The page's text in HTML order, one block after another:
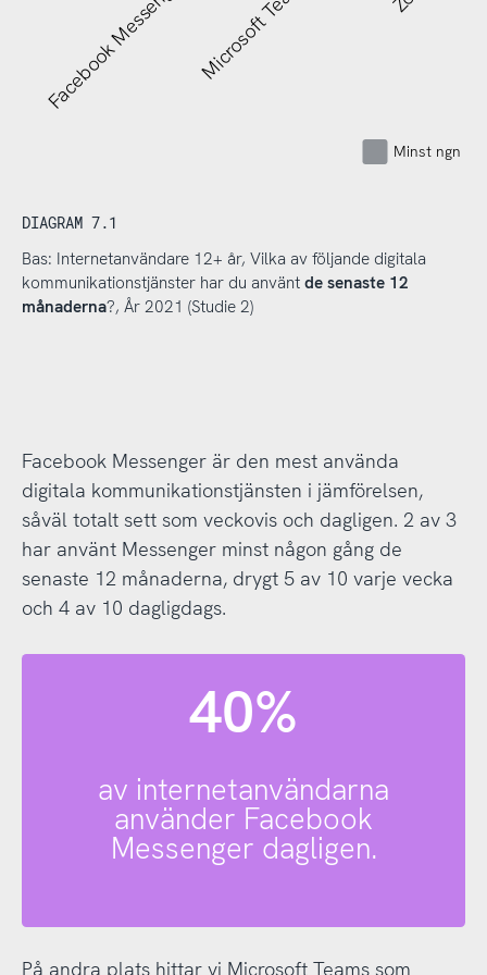
Facebook Messenger Microsoft Teams
Minst ngn
DIAGRAM 7.1
Bas: Internetanvändare 12+ år, Vilka av följande digitala
kommunikationstjänster har du använt de senaste 12
månaderna?, År 2021 (Studie 2)
Facebook Messenger är den mest använda
digitala kommunikationstjänsten i jämförelsen,
såväl totalt sett som veckovis och dagligen. 2 av 3
har använt Messenger minst någon gång de
senaste 12 månaderna, drygt 5 av 10 varje vecka
och 4 av 10 dagligdags.
40%
av internetanvändarna
använder Facebook
Messenger dagligen.
På andra plats hittar vi Microsoft Teams som